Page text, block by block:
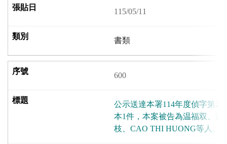
115/05/11
書類
600
公示送達本署114年度偵字第
本1件，本案被告為温福双、
枝、CAO THI HUONG等人。